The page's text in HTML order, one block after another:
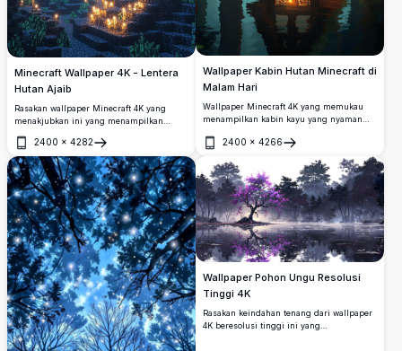
Minecraft Wallpaper 4K - Lentera
Hutan Ajaib
Rasakan wallpaper Minecraft 4K yang
menakjubkan ini yang menampilkan
mengambang. Pemandangan resolusi
tinggi ini menampilkan pohon bercahaya
yang megah dengan cahaya bertingkat,
jalur batu berliku, dan atmosfer biru
etereal yang menciptakan dunia fantasi
seperti mimpi.
2400 × 4282
Buka
Wallpaper Kabin Hutan Minecraft di
Malam Hari
Wallpaper Minecraft 4K yang memukau
menampilkan kabin kayu yang nyaman
pesona, terpantul indah di permukaan air
yang tenang dengan lentera bercahaya
hangat yang menerangi pemandangan
malam yang damai.
2400 × 4266
Buka
Wallpaper Pohon Ungu Resolusi
Tinggi 4K
Rasakan keindahan tenang dari wallpaper
4K beresolusi tinggi ini yang